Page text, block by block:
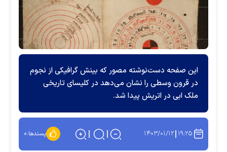
این صفحه دست‌نوشته مصور که بینش گرافیکی از نجوم
در قرون وسطی را نشان می‌دهد در کلیسای تاریخی
ملک ابی در اتریش پیدا شد.
۱۹:۲۵ ۱۴۰۳/۰۱/۱۲ پسندها:۰